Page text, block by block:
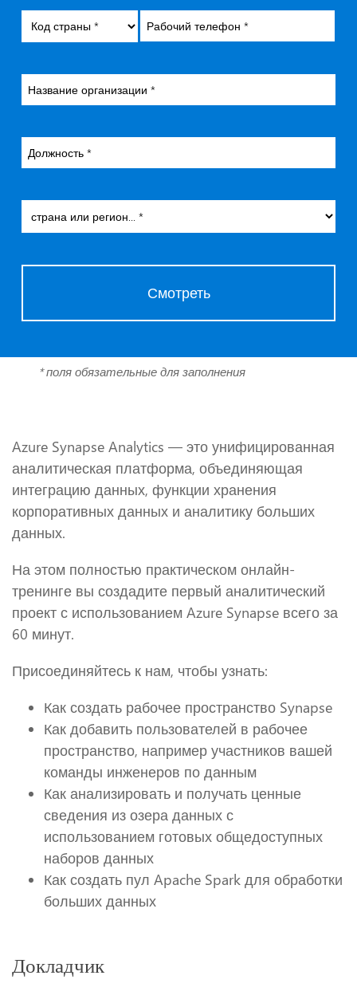
Смотреть
* поля обязательные для заполнения
Azure Synapse Analytics — это унифицированная
аналитическая платформа, объединяющая
интеграцию данных, функции хранения
корпоративных данных и аналитику больших
данных.
На этом полностью практическом онлайн-
тренинге вы создадите первый аналитический
проект с использованием Azure Synapse всего за
60 минут.
Присоединяйтесь к нам, чтобы узнать:
Как создать рабочее пространство Synapse
Как добавить пользователей в рабочее
пространство, например участников вашей
команды инженеров по данным
Как анализировать и получать ценные
сведения из озера данных с
использованием готовых общедоступных
наборов данных
Как создать пул Apache Spark для обработки
больших данных
Докладчик